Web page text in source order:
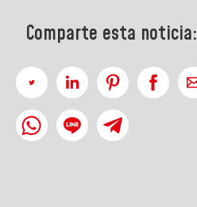
Comparte esta noticia: